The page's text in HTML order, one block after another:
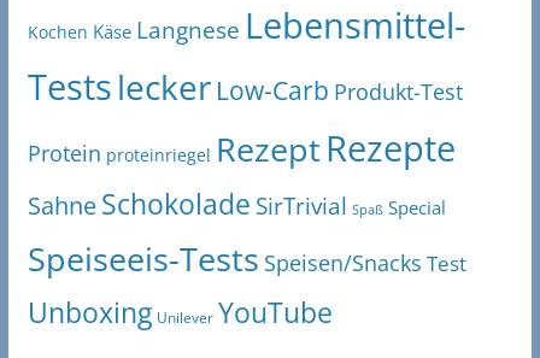
Kochen Käse Langnese Lebensmittel-
Testslecker Low-Carb Produkt-Test
Protein proteinriegel RezeptRezepte
SahneSchokolade SirTrivial Spaß Special
Speiseeis-Tests Speisen/Snacks Test
Unboxing Unilever YouTube